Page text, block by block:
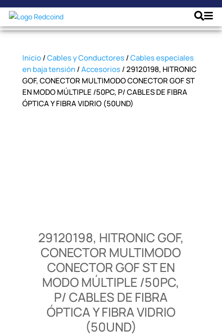
Inicio/Cables y Conductores/Cables especiales
en baja tensión/Accesorios/ 29120198, HITRONIC
GOF, CONECTOR MULTIMODO CONECTOR GOF ST
EN MODO MÚLTIPLE /50PC, P/ CABLES DE FIBRA
ÓPTICA Y FIBRA VIDRIO (50UND)
29120198, HITRONIC GOF,
CONECTOR MULTIMODO
CONECTOR GOF ST EN
MODO MÚLTIPLE /50PC,
P/ CABLES DE FIBRA
ÓPTICA Y FIBRA VIDRIO
(50UND)